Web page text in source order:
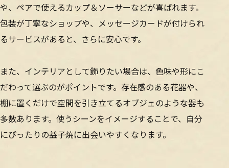
や、ペアで使えるカップ＆ソーサーなどが喜ばれます。
包装が丁寧なショップや、メッセージカードが付けられ
るサービスがあると、さらに安心です。
また、インテリアとして飾りたい場合は、色味や形にこ
だわって選ぶのがポイントです。存在感のある花器や、
棚に置くだけで空間を引き立てるオブジェのような器も
多数あります。使うシーンをイメージすることで、自分
にぴったりの益子焼に出会いやすくなります。